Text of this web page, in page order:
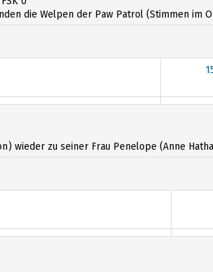
die Welpen der Paw Patrol (Stimmen im
wieder zu seiner Frau Penelope (Anne